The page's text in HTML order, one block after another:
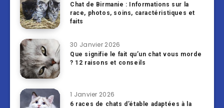
Chat de Birmanie : Informations sur la
race, photos, soins, caractéristiques et
faits
30 Janvier 2026
Que signifie le fait qu’un chat vous morde
? 12 raisons et conseils
1 Janvier 2026
6 races de chats d’étable adaptées à la